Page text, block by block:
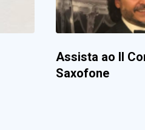
Assista ao II
Saxofone